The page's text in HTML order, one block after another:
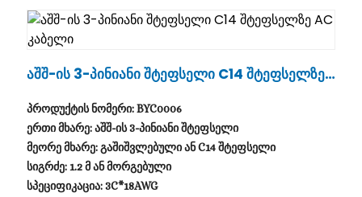
Აშშ-Ის 3-Პინიანი Შტეფსელი C14 Შტეფსელზე
პროდუქტის ნომერი: BYC0006
ერთი მხარე: აშშ-ის 3-პინიანი შტეფსელი
მეორე მხარე: გაშიშვლებული ან C14 შტეფსელი
სიგრძე: 1.2 მ ან მორგებული
სპეციფიკაცია: 3C*18AWG